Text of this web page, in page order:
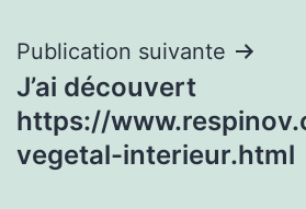
Publication suivante
J’ai découvert
https://
vegetal-interieur.html